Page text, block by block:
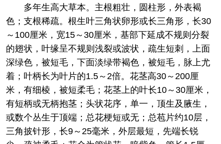
多年生高大草本。主根粗壮，圆柱形，外表褐
色；支根稀疏。根生叶三角状卵形或长三角形，长30
～100厘米，宽15～30厘米，基部下延成不规则分裂
的翅状，叶缘呈不规则浅裂或波状，疏生短刺，上面
深绿色，被短毛，下面淡绿带褐色，被短毛，脉上尤
着；叶柄长为叶片的1.5～2倍。花茎高30～200厘
米，有细棱，被短柔毛；花茎上的叶长10～30厘米，
有短柄或无柄抱茎；头状花序，单一，顶生及腋生，
或数个丛生于顶端；总花梗短或无；总苞片约10层，
三角披针形，长9～25毫米，外层最短，先端长锐